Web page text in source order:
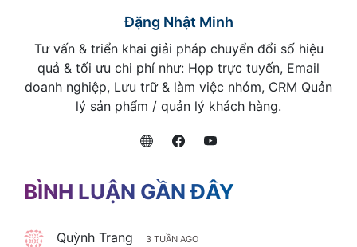
Đặng Nhật Minh
Tư vấn & triển khai giải pháp chuyển đổi số hiệu
quả & tối ưu chi phí như: Họp trực tuyến, Email
doanh nghiệp, Lưu trữ & làm việc nhóm, CRM Quản
lý sản phẩm / quản lý khách hàng.
BÌNH LUẬN GẦN ĐÂY
Quỳnh Trang 3 TUẦN AGO